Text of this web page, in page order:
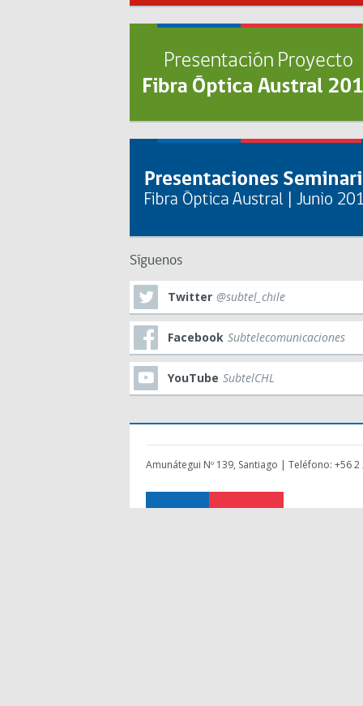
Síguenos
Twitter @subtel_chile
Facebook Subtelecomunicaciones
YouTube SubtelCHL
Amunátegui Nº 139, Santiago | Teléfono: +56 2